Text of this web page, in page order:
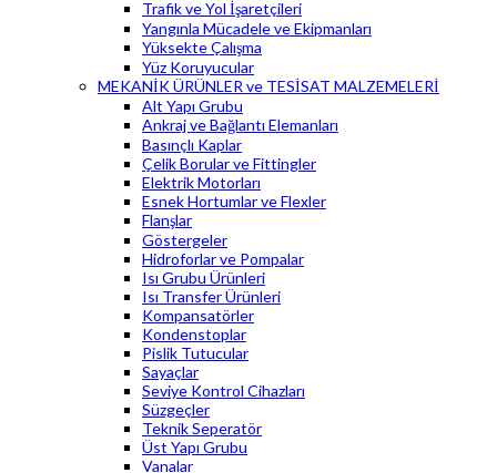
Trafik ve Yol İşaretçileri
Yangınla Mücadele ve Ekipmanları
Yüksekte Çalışma
Yüz Koruyucular
MEKANİK ÜRÜNLER ve TESİSAT MALZEMELERİ
Alt Yapı Grubu
Ankraj ve Bağlantı Elemanları
Basınçlı Kaplar
Çelik Borular ve Fittingler
Elektrik Motorları
Esnek Hortumlar ve Flexler
Flanşlar
Göstergeler
Hidroforlar ve Pompalar
Isı Grubu Ürünleri
Isı Transfer Ürünleri
Kompansatörler
Kondenstoplar
Pislik Tutucular
Sayaçlar
Seviye Kontrol Cihazları
Süzgeçler
Teknik Seperatör
Üst Yapı Grubu
Vanalar